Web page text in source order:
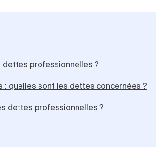
dettes professionnelles ?
quelles sont les dettes concernées ?
dettes professionnelles ?